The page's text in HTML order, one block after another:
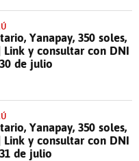
Yanapay, 350 soles,
Link y consultar con DNI
de julio
Yanapay, 350 soles,
Link y consultar con DNI
de julio